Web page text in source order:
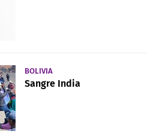
BOLIVIA
Sangre India